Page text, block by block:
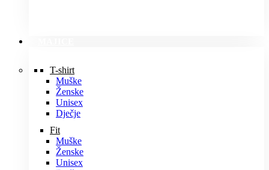
T-shirt
Muške
Ženske
Unisex
Dječje
Fit
Muške
Ženske
Unisex